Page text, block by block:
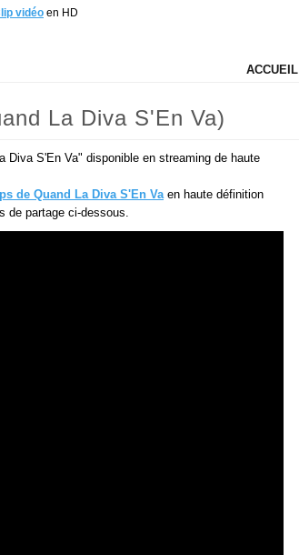
vidéo en HD
ACCUEIL
La Diva S'En Va)
S'En Va" disponible en streaming de haute
de Quand La Diva S'En Vaen haute définition
de partage ci-dessous.